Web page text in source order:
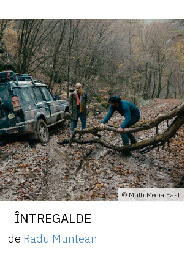
© Multi Media East
ÎNTREGALDE
de Radu Muntean